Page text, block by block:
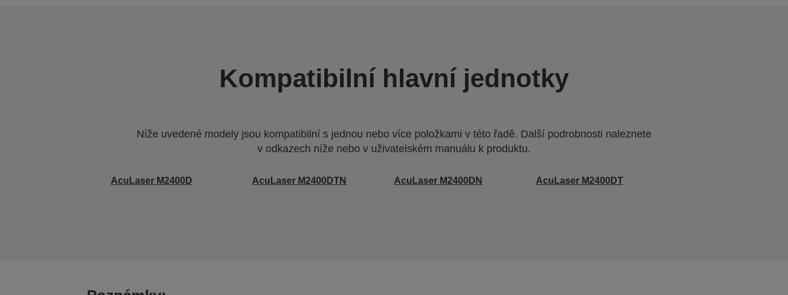
Kompatibilní hlavní jednotky
Níže uvedené modely jsou kompatibilní s jednou nebo více položkami v této řadě. Další podrobnosti naleznete
v odkazech níže nebo v uživatelském manuálu k produktu.
AcuLaser M2400D AcuLaser M2400DTN AcuLaser M2400DN AcuLaser M2400DT